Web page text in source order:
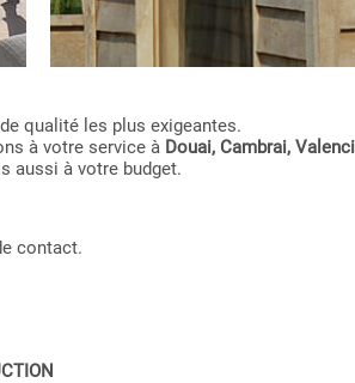
qualité les plus exigeantes.
à votre service à Douai, Cambrai,
aussi à votre budget.
contact.